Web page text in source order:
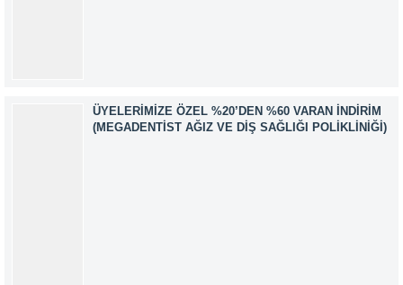
ÜYELERIMIZE ÖZEL %20’DEN %60 VARAN İNDIRIM
(MEGADENTIST AĞIZ VE DIŞ SAĞLIĞI POLIKLINIĞI)